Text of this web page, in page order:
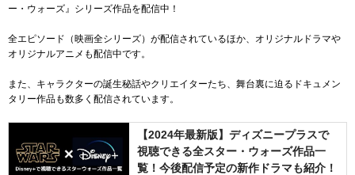
ー・ウォーズ』シリーズ作品を配信中！
全エピソード（映画全シリーズ）が配信されているほか、オリジナルドラマや
オリジナルアニメも配信中です。
また、キャラクターの誕生秘話やクリエイターたち、舞台裏に迫るドキュメン
タリー作品も数多く配信されています。
【2024年最新版】ディズニープラスで
視聴できる全スター・ウォーズ作品一
覧！今後配信予定の新作ドラマも紹介！